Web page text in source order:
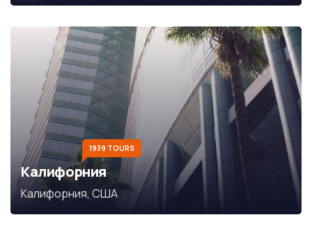
1939 TOURS
Калифорния
Калифорния, США